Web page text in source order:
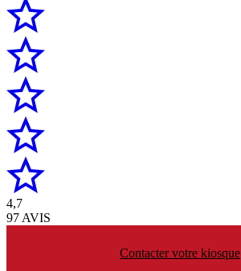
4,7
97 AVIS
Contacter votre kiosque